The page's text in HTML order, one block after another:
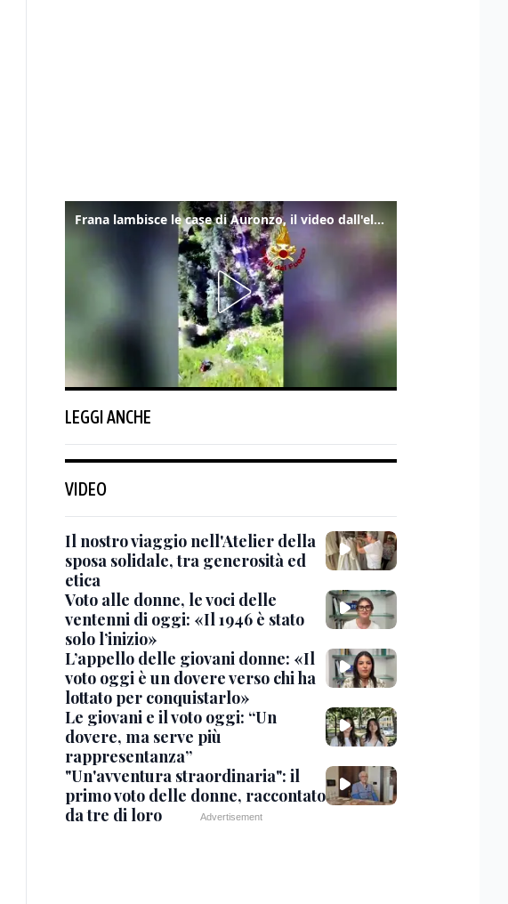
Frana lambisce le case di Auronzo, il video dall'elicottero dei vigili del fuoco
LEGGI ANCHE
VIDEO
Il nostro viaggio nell'Atelier della
sposa solidale, tra generosità ed
etica
Voto alle donne, le voci delle
ventenni di oggi: «Il 1946 è stato
solo l’inizio»
L’appello delle giovani donne: «Il
voto oggi è un dovere verso chi ha
lottato per conquistarlo»
Le giovani e il voto oggi: “Un
dovere, ma serve più
rappresentanza”
"Un'avventura straordinaria": il
primo voto delle donne, raccontato
da tre di loro